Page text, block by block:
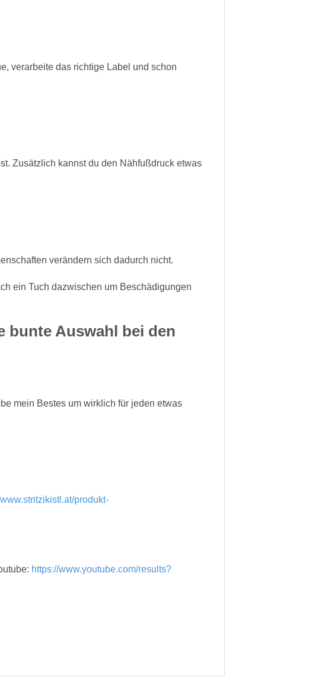
verarbeite das richtige Label und schon
Zusätzlich kannst du den Nähfußdruck etwas
verändern sich dadurch nicht.
ein Tuch dazwischen um Beschädigungen
bunte Auswahl bei den
mein Bestes um wirklich für jeden etwas
produkt-
https://www.youtube.com/results?